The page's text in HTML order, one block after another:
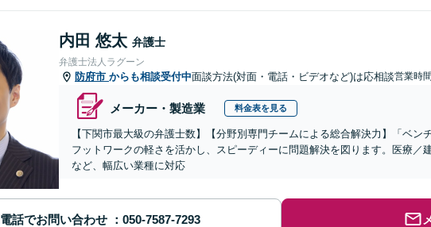
内田 悠太 弁護士
弁護士法人ラグーン
防府市 からも相談受付中面談方法(対面・電話・ビデオなど)は応相談営業時
メーカー・製造業 料金表を見る
【下関市最大級の弁護士数】【分野別専門チームによる総合解決力】「ベン
フットワークの軽さを活かし、スピーディーに問題解決を図ります。医療／
など、幅広い業種に対応
電話でお問い合わせ